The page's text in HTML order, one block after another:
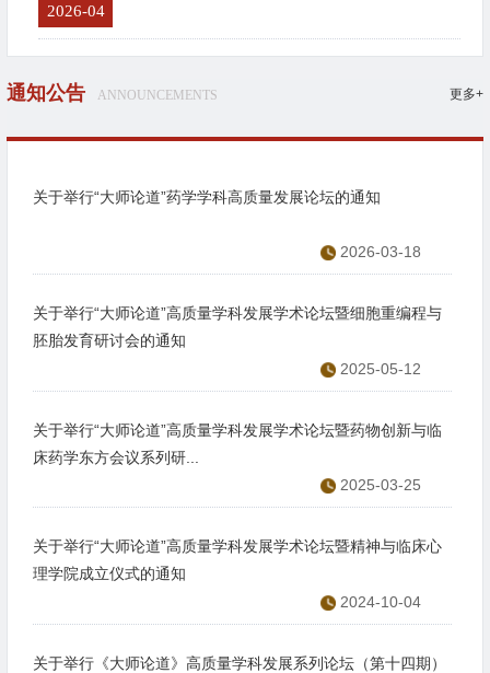
2026-04
通知公告 ANNOUNCEMENTS 更多+
关于举行“大师论道”药学学科高质量发展论坛的通知
2026-03-18
关于举行“大师论道”高质量学科发展学术论坛暨细胞重编程与
胚胎发育研讨会的通知
2025-05-12
关于举行“大师论道”高质量学科发展学术论坛暨药物创新与临
床药学东方会议系列研...
2025-03-25
关于举行“大师论道”高质量学科发展学术论坛暨精神与临床心
理学院成立仪式的通知
2024-10-04
关于举行《大师论道》高质量学科发展系列论坛（第十四期）